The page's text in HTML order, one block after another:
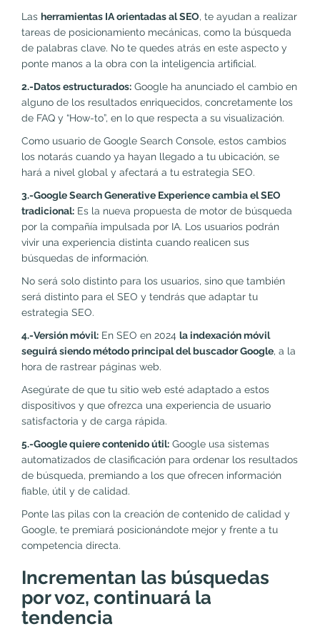
Las herramientas IA orientadas al SEO, te ayudan a realizar
tareas de posicionamiento mecánicas, como la búsqueda
de palabras clave. No te quedes atrás en este aspecto y
ponte manos a la obra con la inteligencia artificial.
2.-Datos estructurados: Google ha anunciado el cambio en
alguno de los resultados enriquecidos, concretamente los
de FAQ y “How-to”, en lo que respecta a su visualización.
Como usuario de Google Search Console, estos cambios
los notarás cuando ya hayan llegado a tu ubicación, se
hará a nivel global y afectará a tu estrategia SEO.
3.-Google Search Generative Experience cambia el SEO
tradicional: Es la nueva propuesta de motor de búsqueda
por la compañía impulsada por IA. Los usuarios podrán
vivir una experiencia distinta cuando realicen sus
búsquedas de información.
No será solo distinto para los usuarios, sino que también
será distinto para el SEO y tendrás que adaptar tu
estrategia SEO.
4.-Versión móvil: En SEO en 2024 la indexación móvil
seguirá siendo método principal del buscador Google, a la
hora de rastrear páginas web.
Asegúrate de que tu sitio web esté adaptado a estos
dispositivos y que ofrezca una experiencia de usuario
satisfactoria y de carga rápida.
5.-Google quiere contenido útil: Google usa sistemas
automatizados de clasificación para ordenar los resultados
de búsqueda, premiando a los que ofrecen información
fiable, útil y de calidad.
Ponte las pilas con la creación de contenido de calidad y
Google, te premiará posicionándote mejor y frente a tu
competencia directa.
Incrementan las búsquedas
por voz, continuará la
tendencia